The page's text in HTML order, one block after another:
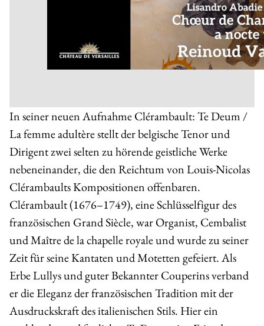
In seiner neuen AufnahmeClérambault: Te Deum /
La femme adultèrestellt der belgische Tenor und
Dirigent zwei selten zu hörende geistliche Werke
nebeneinander, die den Reichtum vonLouis-Nicolas
ClérambaultsKompositionen offenbaren.
Clérambault (1676–1749), eine Schlüsselfigur des
französischen Grand Siècle, war Organist, Cembalist
und Maître de la chapelle royale und wurde zu seiner
Zeit für seine Kantaten und Motetten gefeiert. Als
Erbe Lullys und guter Bekannter Couperins verband
er die Eleganz der französischen Tradition mit der
Ausdruckskraft des italienischen Stils. Hier ein